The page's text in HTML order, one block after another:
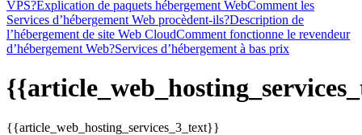
VPS?Explication de paquets hébergement WebComment les
Services d’hébergement Web procèdent-ils?Description de
l’hébergement de site Web CloudComment fonctionne le revendeur
d’hébergement Web?Services d’hébergement à bas prix
{{article_web_hosting_services_3_text}}